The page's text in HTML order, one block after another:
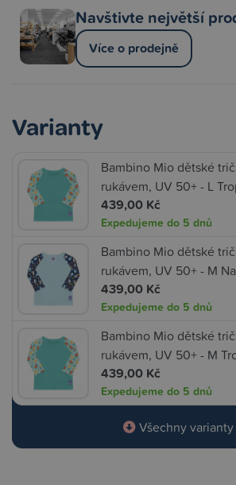
Navštivte největší
Více o prodejně
Varianty
Bambino Mio dětské
rukávem, UV 50+ - L
439,00 Kč
Expedujeme do 5 dnů
Bambino Mio dětské
rukávem, UV 50+ - M
439,00 Kč
Expedujeme do 5 dnů
Bambino Mio dětské
rukávem, UV 50+ - M
439,00 Kč
Expedujeme do 5 dnů
Všechny varianty